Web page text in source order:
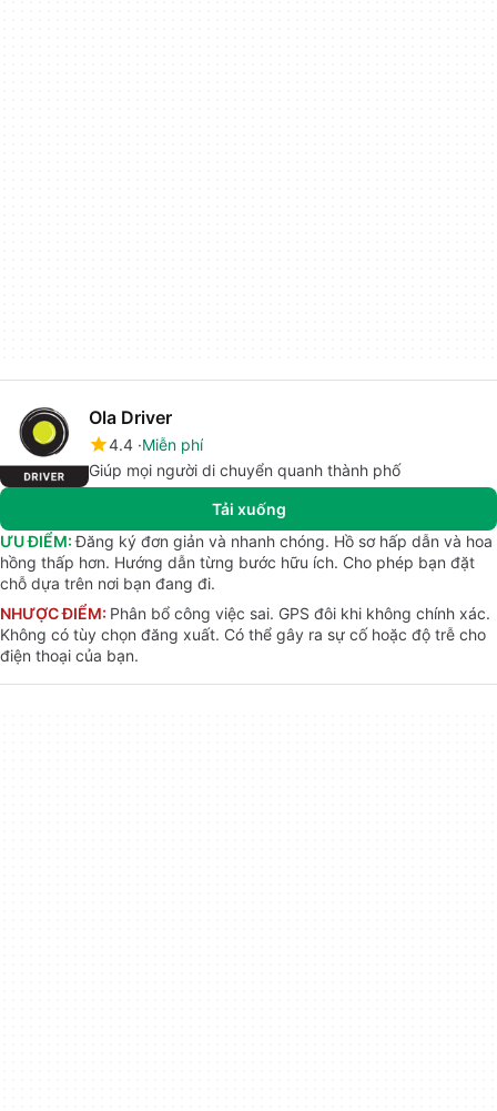
Ola Driver
4.4 Miễn phí
Giúp mọi người di chuyển quanh thành phố
Tải xuống
ƯU ĐIỂM:Đăng ký đơn giản và nhanh chóng. Hồ sơ hấp dẫn và hoa
hồng thấp hơn. Hướng dẫn từng bước hữu ích. Cho phép bạn đặt
chỗ dựa trên nơi bạn đang đi.
NHƯỢC ĐIỂM: Phân bổ công việc sai. GPS đôi khi không chính xác.
Không có tùy chọn đăng xuất. Có thể gây ra sự cố hoặc độ trễ cho
điện thoại của bạn.